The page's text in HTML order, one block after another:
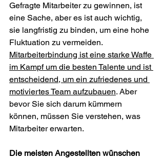
Gefragte Mitarbeiter zu gewinnen, ist
eine Sache, aber es ist auch wichtig,
sie langfristig zu binden, um eine hohe
Fluktuation zu vermeiden.
Mitarbeiterbindung ist eine starke Waffe
im Kampf um die besten Talente und ist
entscheidend, um ein zufriedenes und
motiviertes Team aufzubauen. Aber
bevor Sie sich darum kümmern
können, müssen Sie verstehen, was
Mitarbeiter erwarten.
Die meisten Angestellten wünschen